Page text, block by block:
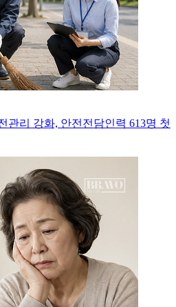
관리 강화, 안전전담인력 613명 첫